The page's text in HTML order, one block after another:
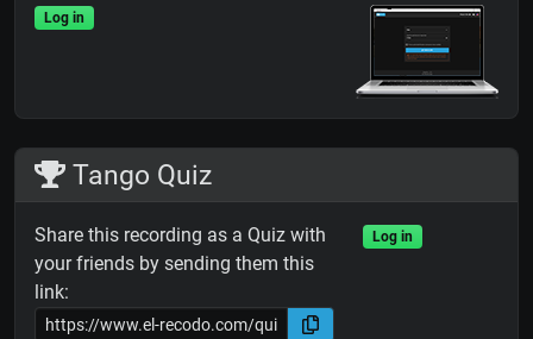
Log in
Tango Quiz
Share this recording as a Quiz with
your friends by sending them this
link:
Log in